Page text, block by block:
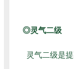
◎灵气二级
灵气二级是